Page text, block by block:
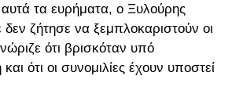
τα ευρήματα, ο Ξυλούρης
ζήτησε να ξεμπλοκαριστούν οι
ότι βρισκόταν υπό
ότι οι συνομιλίες έχουν υποστεί